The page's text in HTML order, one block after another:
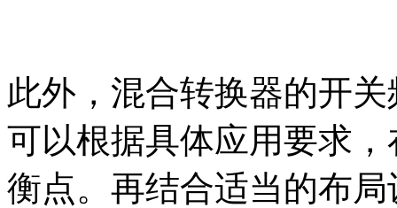
此外，混合转换器的开
可以根据具体应用要求
衡点。再结合适当的布